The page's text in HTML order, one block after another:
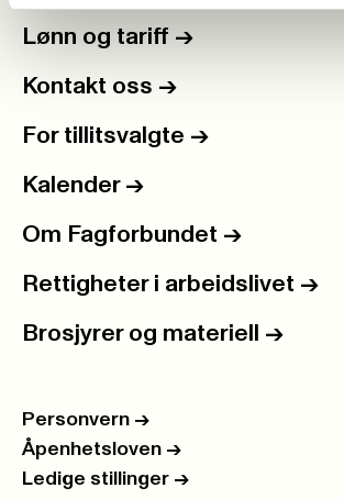
Lønn og tariff ->
Kontakt oss ->
For tillitsvalgte ->
Kalender ->
Om Fagforbundet ->
Rettigheter i arbeidslivet ->
Brosjyrer og materiell ->
Personvern ->
Åpenhetsloven ->
Ledige stillinger ->